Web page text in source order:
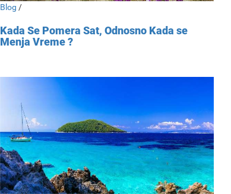
Blog /
Kada Se Pomera Sat, Odnosno Kada se
Menja Vreme ?